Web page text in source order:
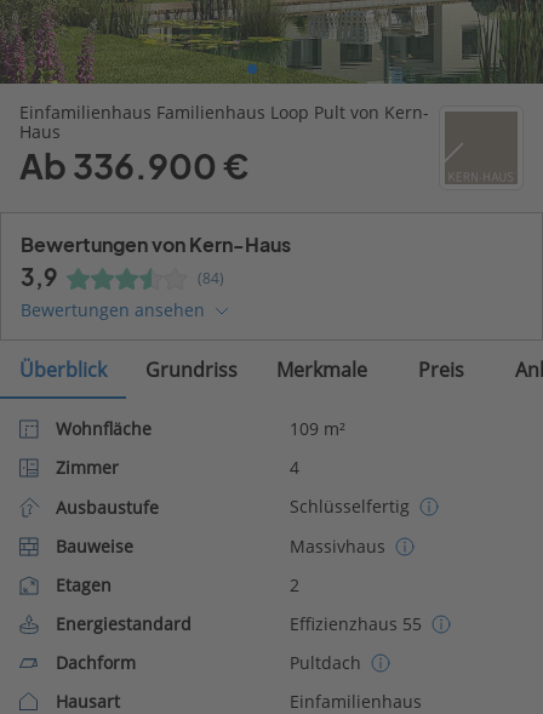
Einfamilienhaus Familienhaus Loop Pult von Kern-
Haus
Ab 336.900 €
Bewertungen von Kern-Haus
3,9 (84)
Bewertungen ansehen
Überblick Grundriss Merkmale Preis
Wohnfläche
109 m²
Zimmer
4
Ausbaustufe
Schlüsselfertig
Bauweise
Massivhaus
Etagen
2
Energiestandard
Effizienzhaus 55
Dachform
Pultdach
Hausart
Einfamilienhaus